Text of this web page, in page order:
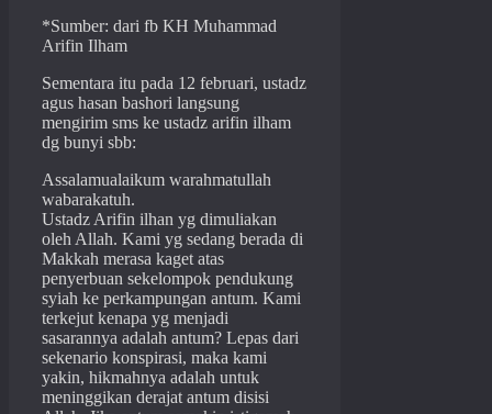
*Sumber: dari fb KH Muhammad
Arifin Ilham
Sementara itu pada 12 februari, ustadz
agus hasan bashori langsung
mengirim sms ke ustadz arifin ilham
dg bunyi sbb:
Assalamualaikum warahmatullah
wabarakatuh.
Ustadz Arifin ilhan yg dimuliakan
oleh Allah. Kami yg sedang berada di
Makkah merasa kaget atas
penyerbuan sekelompok pendukung
syiah ke perkampungan antum. Kami
terkejut kenapa yg menjadi
sasarannya adalah antum? Lepas dari
sekenario konspirasi, maka kami
yakin, hikmahnya adalah untuk
meninggikan derajat antum disisi